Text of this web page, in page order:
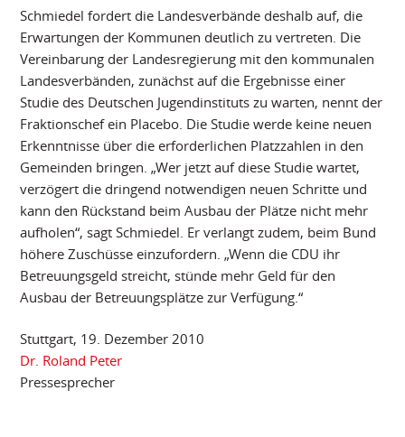
Schmiedel fordert die Landesverbände deshalb auf, die
Erwartungen der Kommunen deutlich zu vertreten. Die
Vereinbarung der Landesregierung mit den kommunalen
Landesverbänden, zunächst auf die Ergebnisse einer
Studie des Deutschen Jugendinstituts zu warten, nennt der
Fraktionschef ein Placebo. Die Studie werde keine neuen
Erkenntnisse über die erforderlichen Platzzahlen in den
Gemeinden bringen. „Wer jetzt auf diese Studie wartet,
verzögert die dringend notwendigen neuen Schritte und
kann den Rückstand beim Ausbau der Plätze nicht mehr
aufholen“, sagt Schmiedel. Er verlangt zudem, beim Bund
höhere Zuschüsse einzufordern. „Wenn die CDU ihr
Betreuungsgeld streicht, stünde mehr Geld für den
Ausbau der Betreuungsplätze zur Verfügung.“
Stuttgart, 19. Dezember 2010
Dr. Roland Peter
Pressesprecher